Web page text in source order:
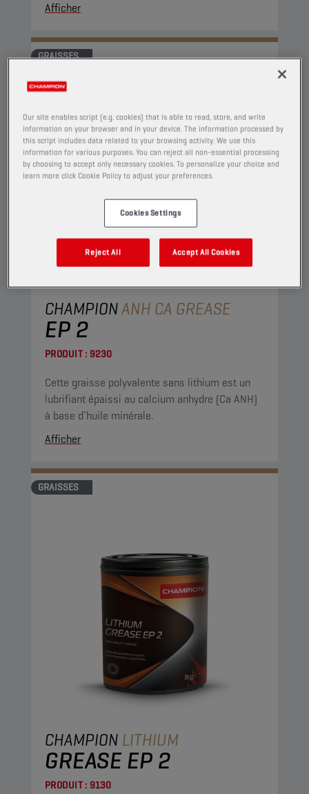
Afficher
GRAISSES
CHAMPIONANH CA GREASE
EP 2
PRODUIT : 9230
Cette graisse polyvalente sans lithium est un
lubrifiant épaissi au calcium anhydre (Ca ANH)
à base d’huile minérale.
Afficher
GRAISSES
CHAMPION LITHIUM
GREASE EP 2
PRODUIT : 9130
Our site enables script (e.g. cookies) that is able to read, store, and write
information on your browser and in your device. The information processed by
this script includes data related to your browsing activity. We use this
information for various purposes. You can reject all non-essential processing
by choosing to accept only necessary cookies. To personalize your choice and
learn more click Cookie Policy to adjust your preferences.
Cookies Settings
Reject All Accept All Cookies